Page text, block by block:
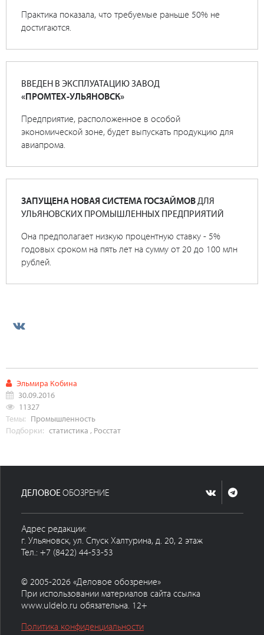
Практика показала, что требуемые раньше 50% не
достигаются.
ВВЕДЕН В ЭКСПЛУАТАЦИЮ ЗАВОД
«ПРОМТЕХ-УЛЬЯНОВСК»
Предприятие, расположенное в особой
экономической зоне, будет выпускать продукцию для
авиапрома.
ЗАПУЩЕНА НОВАЯ СИСТЕМА ГОСЗАЙМОВ ДЛЯ
УЛЬЯНОВСКИХ ПРОМЫШЛЕННЫХ ПРЕДПРИЯТИЙ
Она предполагает низкую процентную ставку - 5%
годовых сроком на пять лет на сумму от 20 до 100 млн
рублей.
Эльмира Кобина
30.09.2016
11327
Темы: Промышленность
Подборки: статистика , Росстат
ДЕЛОВОЕ ОБОЗРЕНИЕ
Адрес редакции:
г. Ульяновск, ул. Спуск Халтурина, д. 20, 2 этаж
Тел.: +7 (8422) 44-53-53
© 2005-2026 «Деловое обозрение»
При использовании материалов сайта ссылка
www.uldelo.ru обязательна. 12+
Политика конфиденциальности